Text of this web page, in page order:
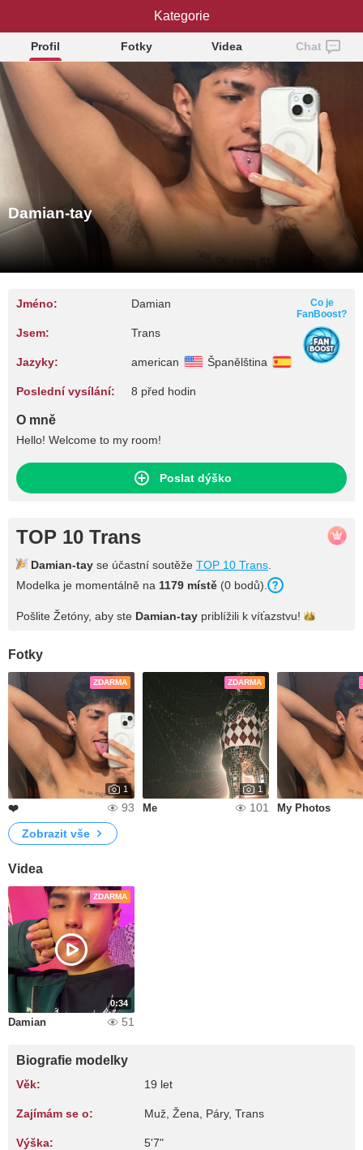
Damian-tay
Profil Fotky Videa Chat
Damian-tay
Jméno: Damian
Jsem: Trans
Jazyky: american Španělština
Poslední vysílání: 8 před hodin
Co je
FanBoost?
O mně
Hello! Welcome to my room!
Poslat dýško
TOP 10 Trans
Damian-tay se účastní soutěže TOP 10 Trans
Modelka je momentálně na 1179 místě (0 bodů).
Pošlite Žetóny, aby ste Damian-tay priblížili k víťazstvu!
Fotky
ZDARMA
1
❤️ 93
ZDARMA
1
Me 101 My Photos
Zobrazit vše
Videa
ZDARMA
0:34
Damian 51
Biografie modelky
Věk: 19 let
Zajímám se o: Muž, Žena, Páry, Trans
Výška: 5'7"
Kategorie